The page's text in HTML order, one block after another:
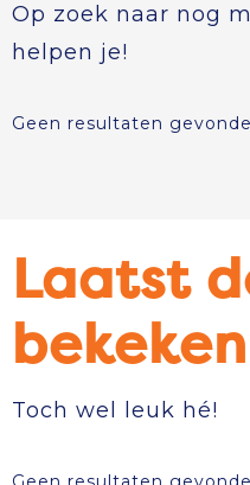
Op zoek naar nog
helpen je!
Geen resultaten
Laatst
bekeken
Toch wel leuk hé!